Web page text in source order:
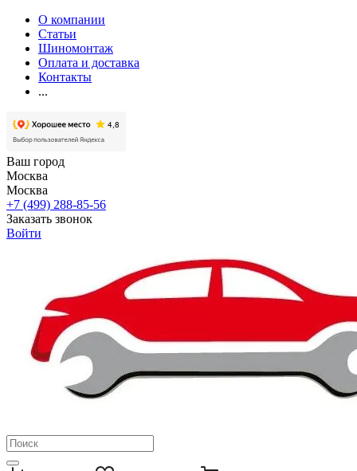
О компании
Статьи
Шиномонтаж
Оплата и доставка
Контакты
...
Ваш город
Москва
Москва
+7 (499) 288-85-56
Заказать звонок
Войти